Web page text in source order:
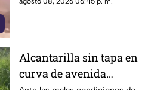
Alcantarilla sin tapa en
curva de avenida